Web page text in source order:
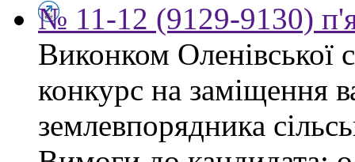
№ 11-12 (9129-9130)
Виконком Оленівської
конкурс на заміщення
землевпорядника